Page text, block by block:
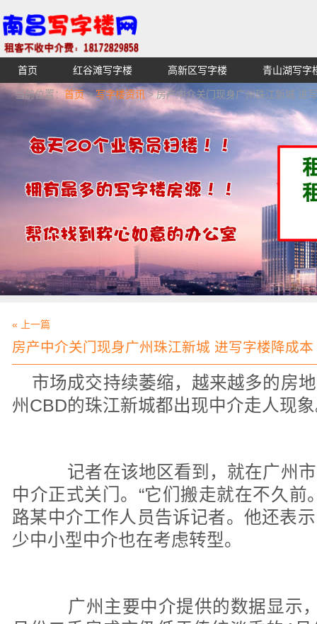
【不收中介费】南昌写字楼出租租赁招租出售,找高端高
湖青云谱写字楼
首页 红谷滩写字楼 高新区写字楼 青山湖写字
当前位置： 首页>写字楼资讯> 房产中介关门现身广州珠江新城 进
« 上一篇
房产中介关门现身广州珠江新城 进写字楼降成本
市场成交持续萎缩，越来越多的房
州CBD的珠江新城都出现中介走人现
记者在该地区看到，就在广州市
中介正式关门。“它们搬走就在不久前
路某中介工作人员告诉记者。他还表
少中小型中介也在考虑转型。
广州主要中介提供的数据显示